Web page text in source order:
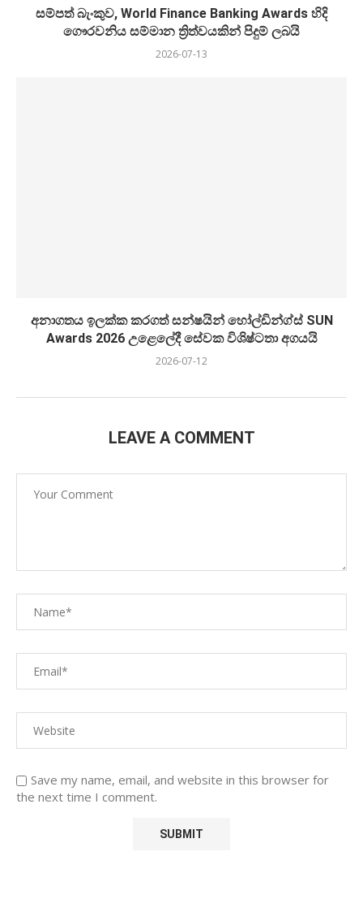
සම්පත් බැංකුව, World Finance Banking Awards හිදි
ගෞරවනිය සම්මාන ත්‍රිත්වයකින් පිදුම් ලබයි
2026-07-13
අනාගතය ඉලක්ක කරගත් සන්ෂයින් හෝල්ඩින්ග්ස් SUN
Awards 2026 උළෙලේදී සේවක විශිෂ්ටතා අගයයි
2026-07-12
LEAVE A COMMENT
Save my name, email, and website in this browser for
the next time I comment.